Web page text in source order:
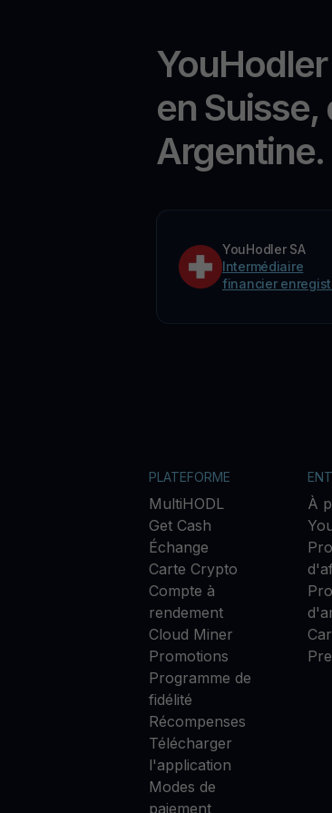
en Suisse,
Argentine.
YouHodler SA
Intermédiaire
financier
PLATEFORME
MultiHODL
Get Cash
Échange
Carte Crypto
Compte à
rendement
Cloud Miner
Promotions
Programme de
fidélité
Récompenses
Télécharger
l'application
Modes de
paiement
À